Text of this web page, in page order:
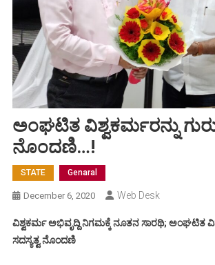
ಅಂಘಟಿತ ವಿಶ್ವಕರ್ಮರನ್ನು
ನೊಂದಣಿ…!
STATE Genaral
December 6, 2020 Web Desk
ವಿಶ್ವಕರ್ಮ ಅಭಿವೃದ್ದಿ ನಿಗಮಕ್ಕೆ ನೂತನ ಸಾರಥಿ; ಅಂಘಟಿತ
ಸದಸ್ಯತ್ವ ನೊಂದಣಿ